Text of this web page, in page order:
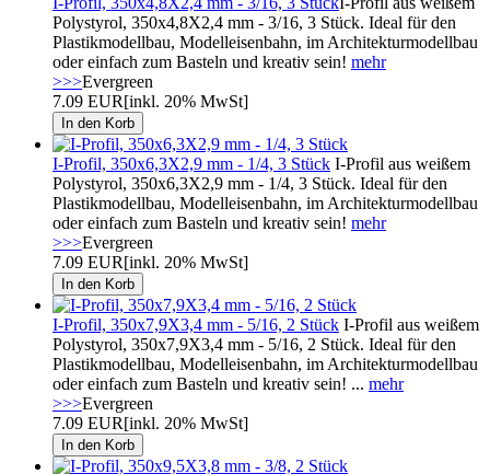
Polystyrol, 350x4,8X2,4 mm - 3/16, 3 Stück. Ideal für den
Plastikmodellbau, Modelleisenbahn, im Architekturmodellbau
oder einfach zum Basteln und kreativ sein! mehr
>>>Evergreen
7.09 EUR[inkl. 20% MwSt]
I-Profil, 350x6,3X2,9 mm - 1/4, 3 Stück I-Profil aus weißem
Polystyrol, 350x6,3X2,9 mm - 1/4, 3 Stück. Ideal für den
Plastikmodellbau, Modelleisenbahn, im Architekturmodellbau
oder einfach zum Basteln und kreativ sein! mehr
>>>Evergreen
7.09 EUR[inkl. 20% MwSt]
I-Profil, 350x7,9X3,4 mm - 5/16, 2 Stück I-Profil aus weißem
Polystyrol, 350x7,9X3,4 mm - 5/16, 2 Stück. Ideal für den
Plastikmodellbau, Modelleisenbahn, im Architekturmodellbau
oder einfach zum Basteln und kreativ sein! ... mehr
>>>Evergreen
7.09 EUR[inkl. 20% MwSt]